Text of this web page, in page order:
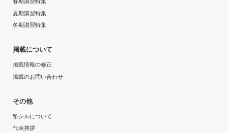
夏期講習特集
冬期講習特集
掲載について
掲載情報の修正
掲載のお問い合わせ
その他
塾シルについて
代表挨拶